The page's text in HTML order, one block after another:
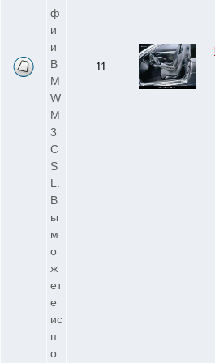
ф
и
и
B
M
W
M
3
C
S
L.
В
ы
м
о
ж
ет
е
ис
п
о
11